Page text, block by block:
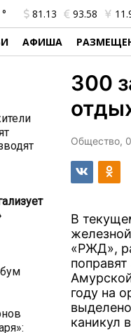
81.13 93.58
АФИША
300
Общество,
В
«РЖД»,
году на
каникул